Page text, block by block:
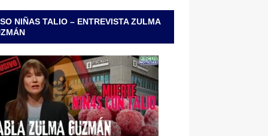
NIÑAS TALIO – ENTREVISTA ZULMA